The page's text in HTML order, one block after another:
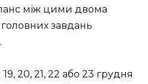
між цими двома
завдань
20, 21, 22 або 23 грудня